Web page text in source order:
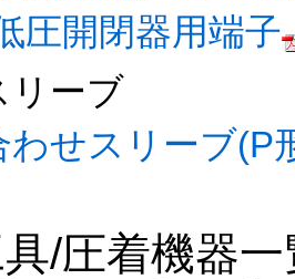
圧開閉器用端子
リーブ
せスリーブ(P
/圧着機器一